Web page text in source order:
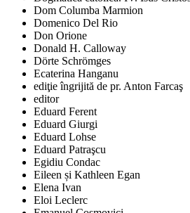
Dom Columba Marmion
Domenico Del Rio
Don Orione
Donald H. Calloway
Dörte Schrömges
Ecaterina Hanganu
ediţie îngrijită de pr. Anton Farcaş
editor
Eduard Ferent
Eduard Giurgi
Eduard Lohse
Eduard Patraşcu
Egidiu Condac
Eileen și Kathleen Egan
Elena Ivan
Eloi Leclerc